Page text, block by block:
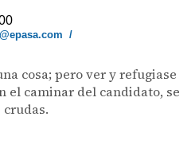
/
cosa; pero ver y refugiase
el caminar del candidato, se